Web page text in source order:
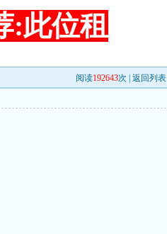
:此位租
阅读192643次 | 返回列表